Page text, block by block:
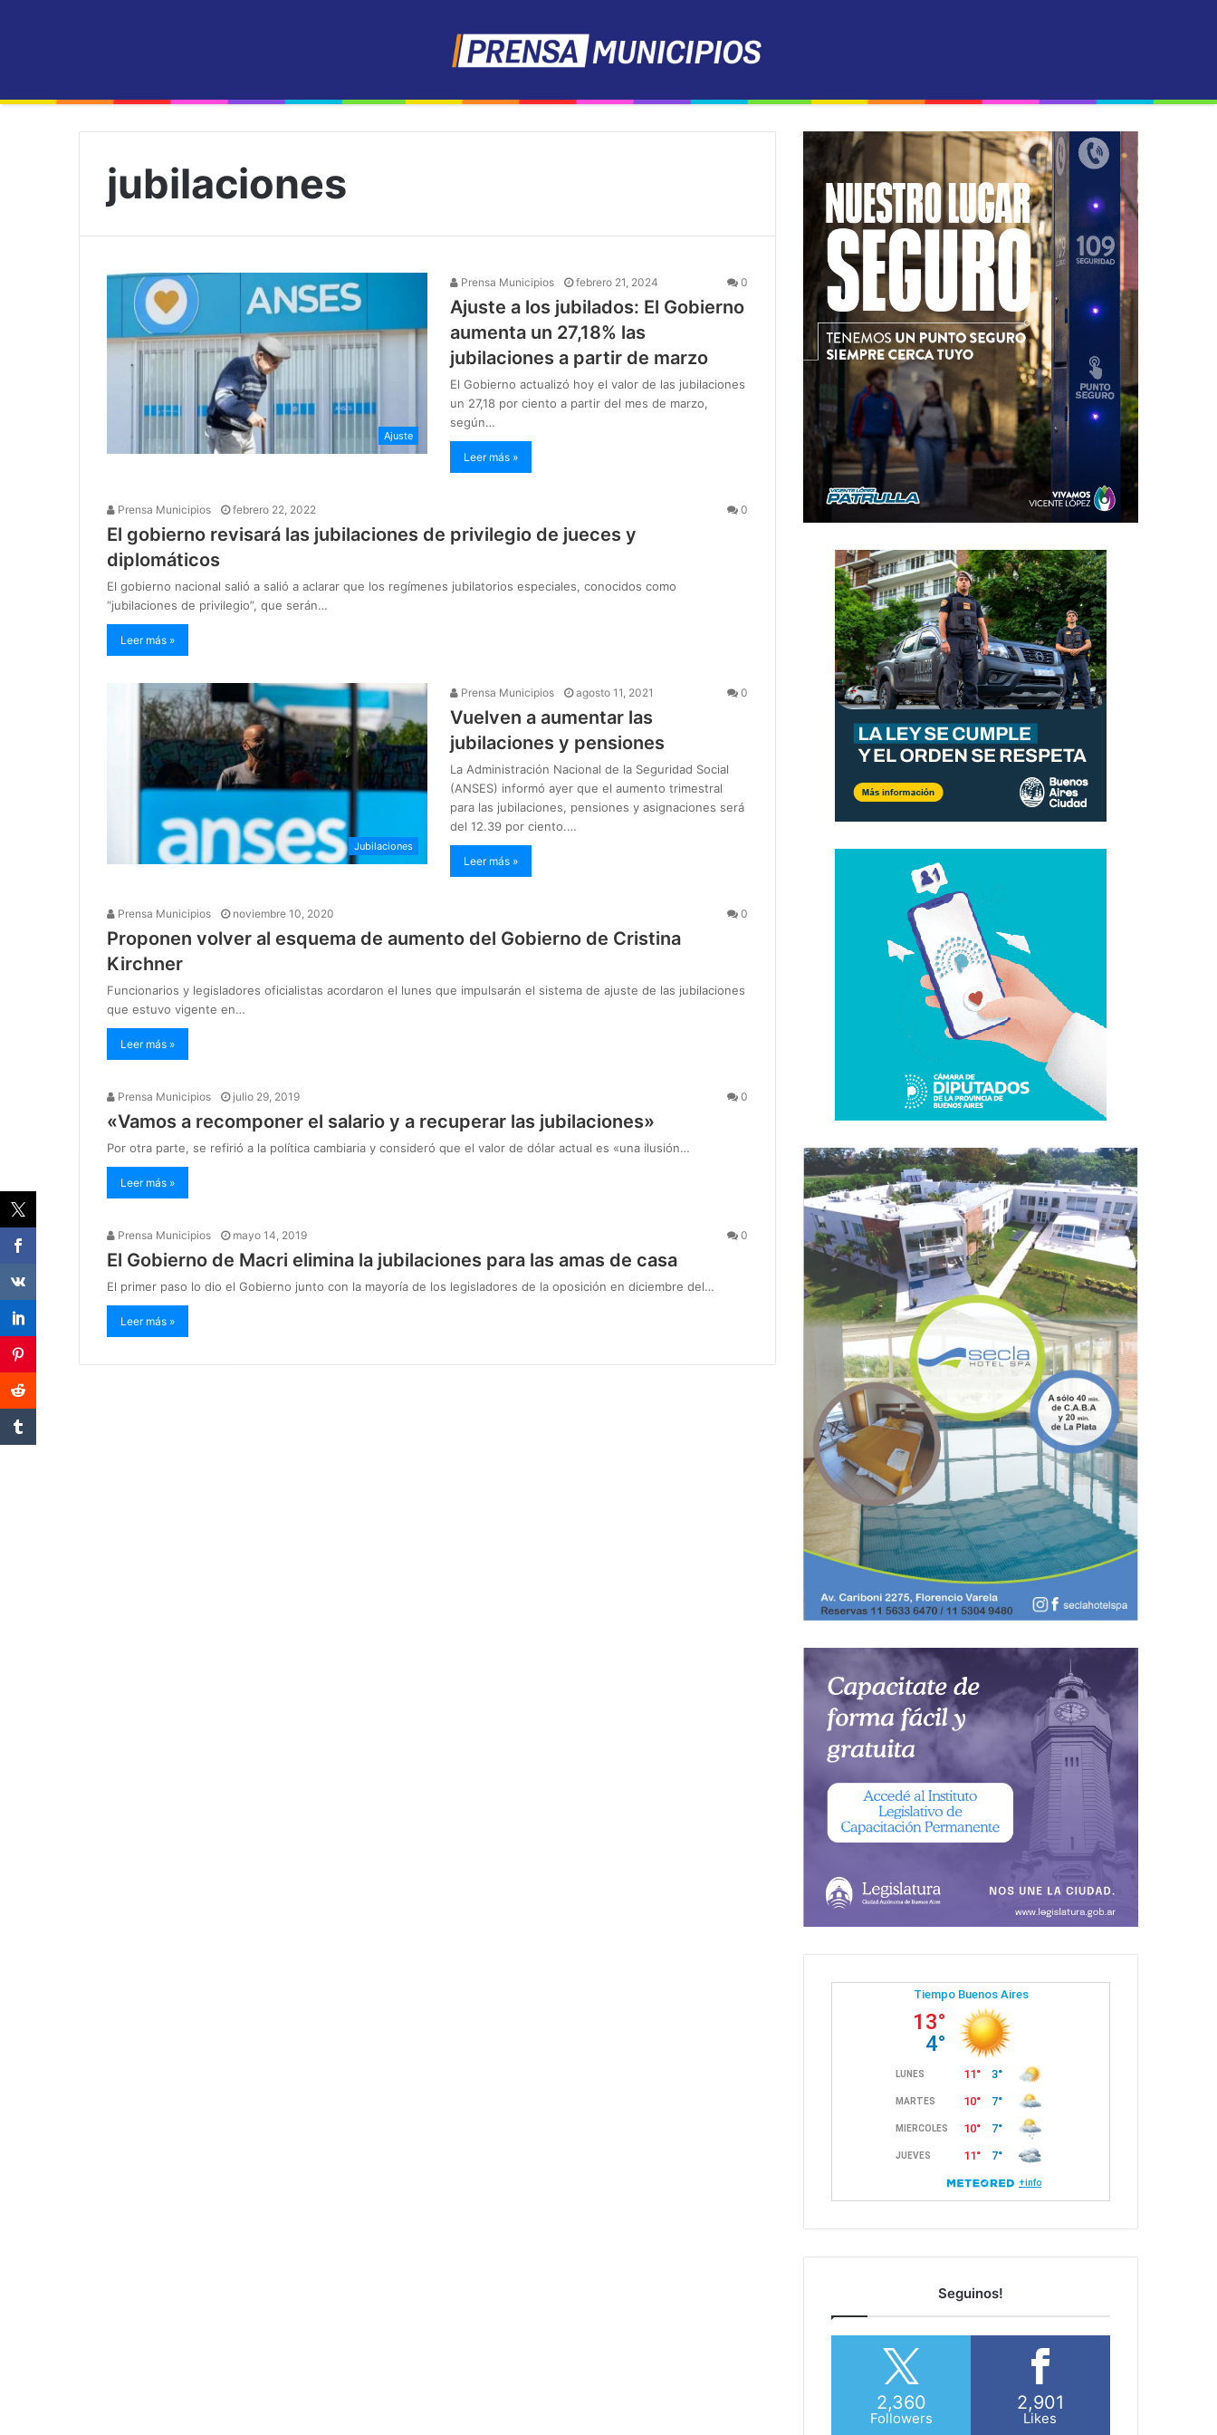
jubilaciones
Ajuste
Prensa Municipios febrero 21, 2024 0
Ajuste a los jubilados: El Gobierno
aumenta un 27,18% las
jubilaciones a partir de marzo
El Gobierno actualizó hoy el valor de las jubilaciones
un 27,18 por ciento a partir del mes de marzo,
según…
Leer más »
Prensa Municipios febrero 22, 2022 0
El gobierno revisará las jubilaciones de privilegio de jueces y
diplomáticos
El gobierno nacional salió a salió a aclarar que los regímenes jubilatorios especiales, conocidos como
“jubilaciones de privilegio”, que serán…
Leer más »
Jubilaciones
Prensa Municipios agosto 11, 2021 0
Vuelven a aumentar las
jubilaciones y pensiones
La Administración Nacional de la Seguridad Social
(ANSES) informó ayer que el aumento trimestral
para las jubilaciones, pensiones y asignaciones será
del 12.39 por ciento.…
Leer más »
Prensa Municipios noviembre 10, 2020 0
Proponen volver al esquema de aumento del Gobierno de Cristina
Kirchner
Funcionarios y legisladores oficialistas acordaron el lunes que impulsarán el sistema de ajuste de las jubilaciones
que estuvo vigente en…
Leer más »
Prensa Municipios julio 29, 2019 0
«Vamos a recomponer el salario y a recuperar las jubilaciones»
Por otra parte, se refirió a la política cambiaria y consideró que el valor de dólar actual es «una ilusión…
Leer más »
Prensa Municipios mayo 14, 2019 0
El Gobierno de Macri elimina la jubilaciones para las amas de casa
El primer paso lo dio el Gobierno junto con la mayoría de los legisladores de la oposición en diciembre del…
Leer más »
Seguinos!
2,360
Followers
2,901
Likes